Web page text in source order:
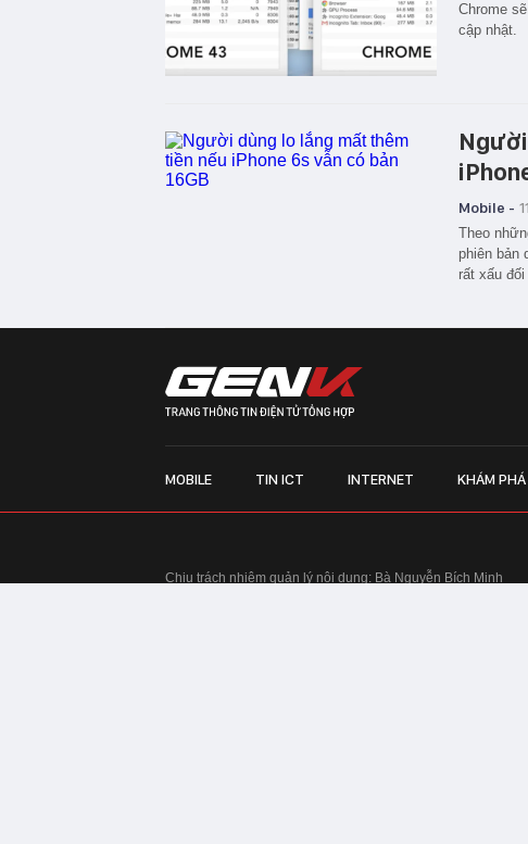
Chrome
cập nhật.
Mobile -
Theo
phiên bản
rất xấu
MOBILE TIN ICT INTERNET KHÁM PHÁ
Chịu trách nhiệm quản lý nội dung: Bà Nguyễn Bích Minh